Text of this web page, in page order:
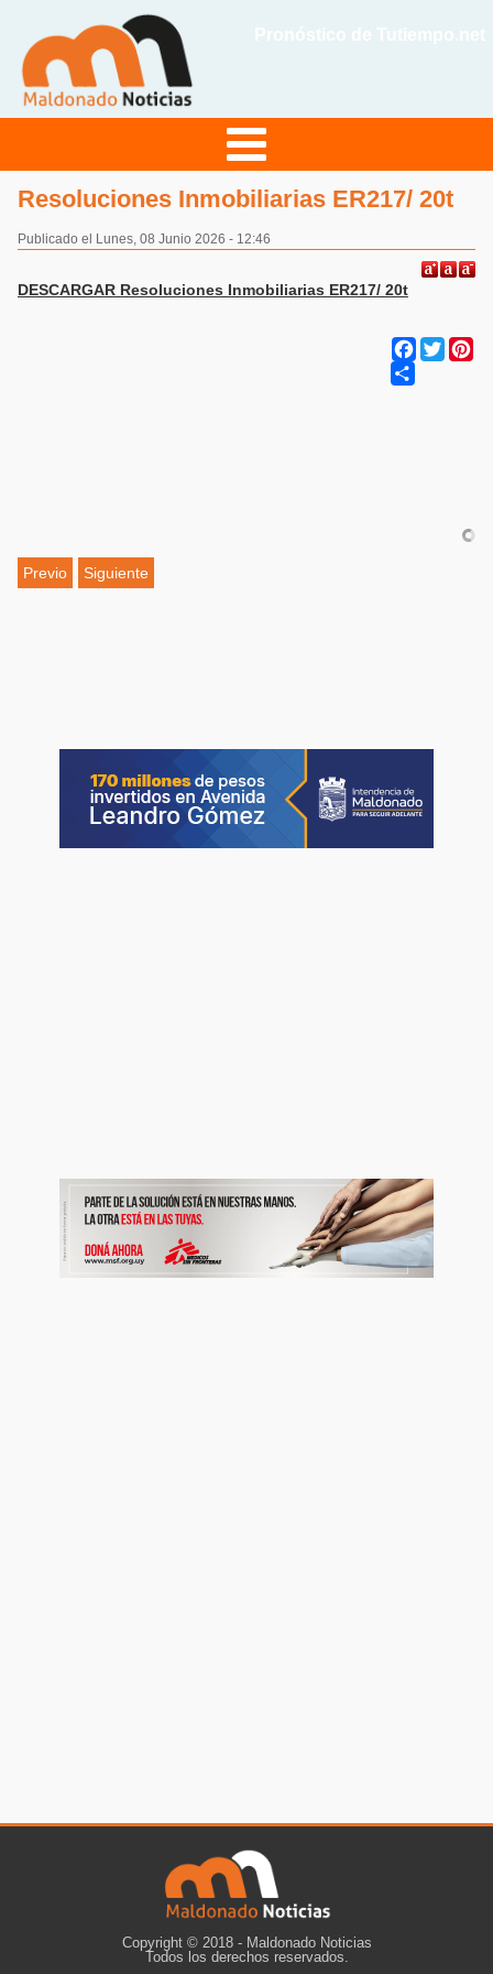
Resoluciones Inmobiliarias ER217/ 20t
Publicado el Lunes, 08 Junio 2026 - 12:46
DESCARGAR Resoluciones Inmobiliarias ER217/ 20t
Facebook
Twitter
Previo Siguiente
Copyright © 2018 - Maldonado Noticias
Todos los derechos reservados.